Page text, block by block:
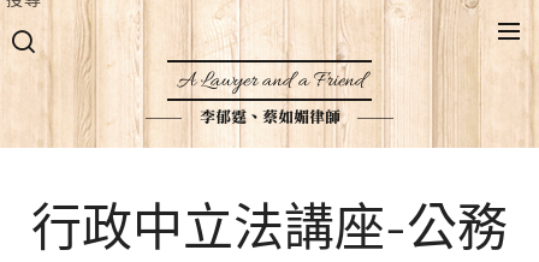
A Lawyer and a Friend
李郁霆、蔡如媚律師
行政中立法講座-公務